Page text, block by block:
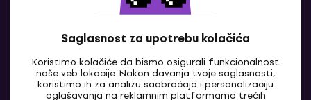
Saglasnost za upotrebu kolačića
Koristimo kolačiće da bismo osigurali funkcionalnost
naše veb lokacije. Nakon davanja tvoje saglasnosti,
koristimo ih za analizu saobraćaja i personalizaciju
oglašavanja na reklamnim platformama trećih
Kontaktiraj nas